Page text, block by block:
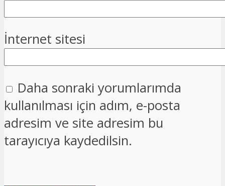
İnternet sitesi
Daha sonraki yorumlarımda
kullanılması için adım, e-posta
adresim ve site adresim bu
tarayıcıya kaydedilsin.